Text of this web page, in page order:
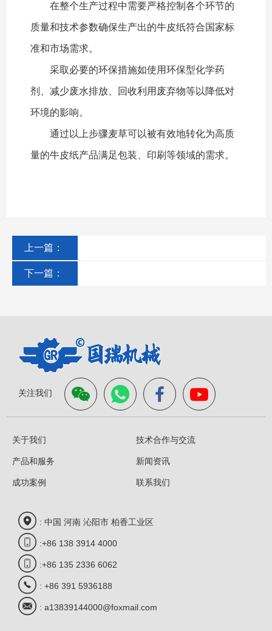
在整个生产过程中需要严格控制各个环节的
质量和技术参数确保生产出的牛皮纸符合国家标
准和市场需求。
采取必要的环保措施如使用环保型化学药
剂、减少废水排放、回收利用废弃物等以降低对
环境的影响。
通过以上步骤麦草可以被有效地转化为高质
量的牛皮纸产品满足包装、印刷等领域的需求。
上一篇：
下一篇：
关注我们
关于我们
产品和服务
成功案例
技术合作与交流
新闻资讯
联系我们
: 中国 河南 沁阳市 柏香工业区
:+86 138 3914 4000
:+86 135 2336 6062
: +86 391 5936188
: a13839144000@foxmail.com